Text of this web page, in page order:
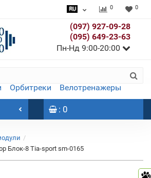
0 0
(097) 927-09-28
(095) 649-23-63
Пн-Нд 9:00-20:00
Орбитреки Велотренажеры
: 0
Блок-8 Тia-sport sm-0165